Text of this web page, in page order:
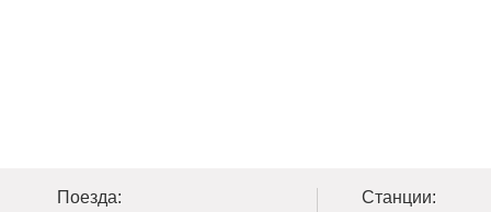
Поезда: Станции: